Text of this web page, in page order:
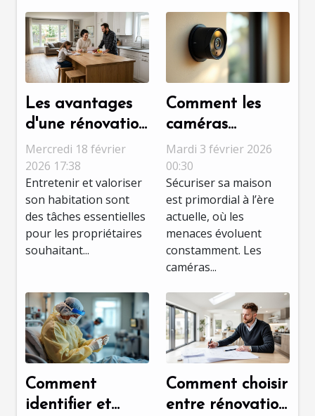
Les avantages
d'une rénovation
multiservices
pour maintenir
la valeur de
votre maison
Mercredi 18 février
2026 17:38
Entretenir et valoriser
son habitation sont
des tâches essentielles
pour les propriétaires
souhaitant...
Comment les
caméras
discrètes
améliorent-elles
la sécurité
domestique ?
Mardi 3 février 2026
00:30
Sécuriser sa maison
est primordial à l’ère
actuelle, où les
menaces évoluent
constamment. Les
caméras...
Comment
identifier et
Comment choisir
entre rénovation